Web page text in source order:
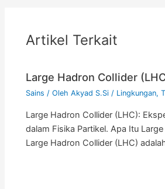
Artikel Terkait
Large Hadron Collider
Sains / OlehAkyad S.Si/ Lingkungan,
Large Hadron Collider (LHC):
dalam Fisika Partikel. Apa Itu
Large Hadron Collider (LHC)